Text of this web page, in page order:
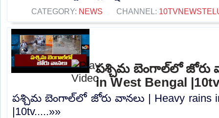
CATEGORY: NEWS CHANNEL:
పశ్చిమ బెంగాల్‌లో జోరు
in West Bengal
పశ్చిమ బెంగాల్‌లో జోరు వానలు | Heavy rains
|10tv.....»»